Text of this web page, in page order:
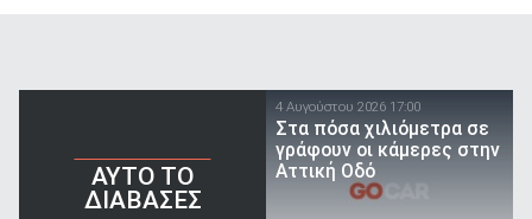
AYTO TO
ΔΙΑΒΑΣΕΣ
4 Αυγούστου 2026 17:00
Στα πόσα χιλιόμετρα σε
γράφουν οι κάμερες στην
Αττική Οδό